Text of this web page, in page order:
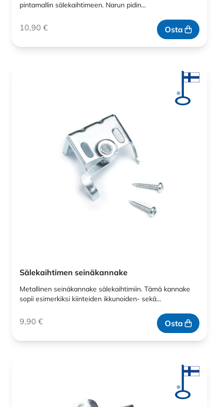
pintamallin sälekaihtimeen. Narun pidin…
10,90 € Osta
Sälekaihtimen seinäkannake
Metallinen seinäkannake sälekaihtimiin. Tämä kannake
sopii esimerkiksi kiinteiden ikkunoiden- sekä…
9,90 € Osta